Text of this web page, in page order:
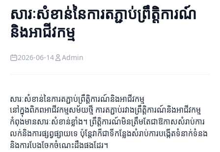
សារៈសំខាន់នៃការតភ្ជាប់ព្រឹត្តិការណ៍
និងអាជីវកម្ម
2026-06-14 Admin
សារៈសំខាន់នៃការតភ្ជាប់ព្រឹត្តិការណ៍និងអាជីវកម្ម
នៅក្នុងពិភពអាជីវកម្មសម័យថ្មី ការតភ្ជាប់រវាងព្រឹត្តិការណ៍និងអាជីវកម្ម
កំពុងមានសារៈសំខាន់ខ្លាំង។ ព្រឹត្តិការណ៍មិនត្រឹមតែជាឱកាសសំរាប់ការ
លក់និងការផ្សព្វផ្សាយទេ ប៉ុន្តែវាក៏ជាទីកន្លែងសំរាប់ការបង្កើតទំនាក់ទំនង
និងការបែងចែកចំណេះដឹងផងដែរ។